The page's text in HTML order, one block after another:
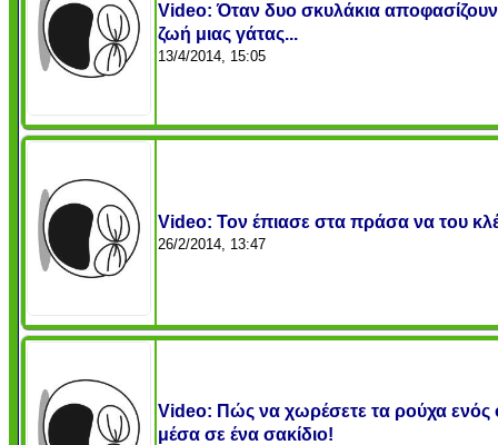
Video: Όταν δυο σκυλάκια
ζωή μιας γάτας...
13/4/2014, 15:05
Video: Τον έπιασε στα πράσα να του
26/2/2014, 13:47
Video: Πώς να χωρέσετε τα ρούχα ενός
μέσα σε ένα σακίδιο!